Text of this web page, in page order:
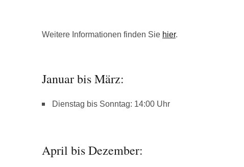
Weitere Informationen finden Sie hier.
Januar bis März:
Dienstag bis Sonntag: 14:00 Uhr
April bis Dezember: